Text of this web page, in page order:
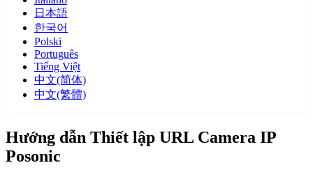
日本語
한국어
Polski
Português
Tiếng Việt
中文(简体)
中文(繁體)
Hướng dẫn Thiết lập URL Camera IP
Posonic